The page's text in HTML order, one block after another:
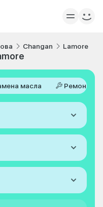
Changan Lamore
масла Ремонт